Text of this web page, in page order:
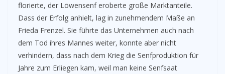
florierte, der Löwensenf eroberte große Marktanteile.
Dass der Erfolg anhielt, lag in zunehmendem Maße an
Frieda Frenzel. Sie führte das Unternehmen auch nach
dem Tod ihres Mannes weiter, konnte aber nicht
verhindern, dass nach dem Krieg die Senfproduktion für
Jahre zum Erliegen kam, weil man keine Senfsaat